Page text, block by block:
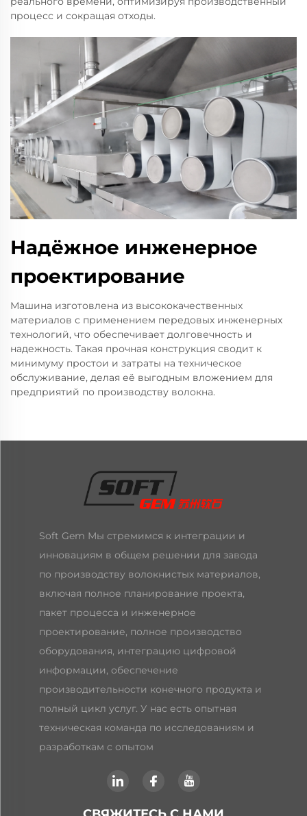
процесс и сокращая отходы.
Надёжное инженерное
проектирование
Машина изготовлена из высококачественных
материалов с применением передовых инженерных
технологий, что обеспечивает долговечность и
надежность. Такая прочная конструкция сводит к
минимуму простои и затраты на техническое
обслуживание, делая её выгодным вложением для
предприятий по производству волокна.
Soft Gem Мы стремимся к интеграции и
инновациям в общем решении для завода
по производству волокнистых материалов,
включая полное планирование проекта,
пакет процесса и инженерное
проектирование, полное производство
оборудования, интеграцию цифровой
информации, обеспечение
производительности конечного продукта и
полный цикл услуг. У нас есть опытная
техническая команда по исследованиям и
разработкам с опытом